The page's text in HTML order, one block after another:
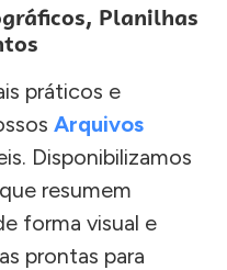
Planilhas
práticos e
Arquivos
Disponibilizamos
resumem
forma visual e
prontas para